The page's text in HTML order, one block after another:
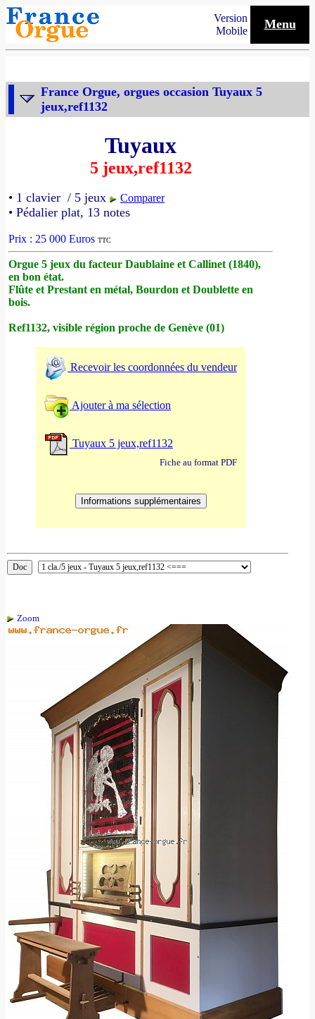
Version
Mobile
Menu
France Orgue, orgues occasion Tuyaux 5
jeux,ref1132
Tuyaux
5 jeux,ref1132
• 1 clavier / 5 jeux Comparer
• Pédalier plat, 13 notes
Prix : 25 000 Euros TTC
Orgue 5 jeux du facteur Daublaine et Callinet (1840),
en bon état.
Flûte et Prestant en métal, Bourdon et Doublette en
bois.
Ref1132, visible région proche de Genève (01)
Recevoir les coordonnées du vendeur
Ajouter à ma sélection
Tuyaux 5 jeux,ref1132
Fiche au format PDF
Zoom